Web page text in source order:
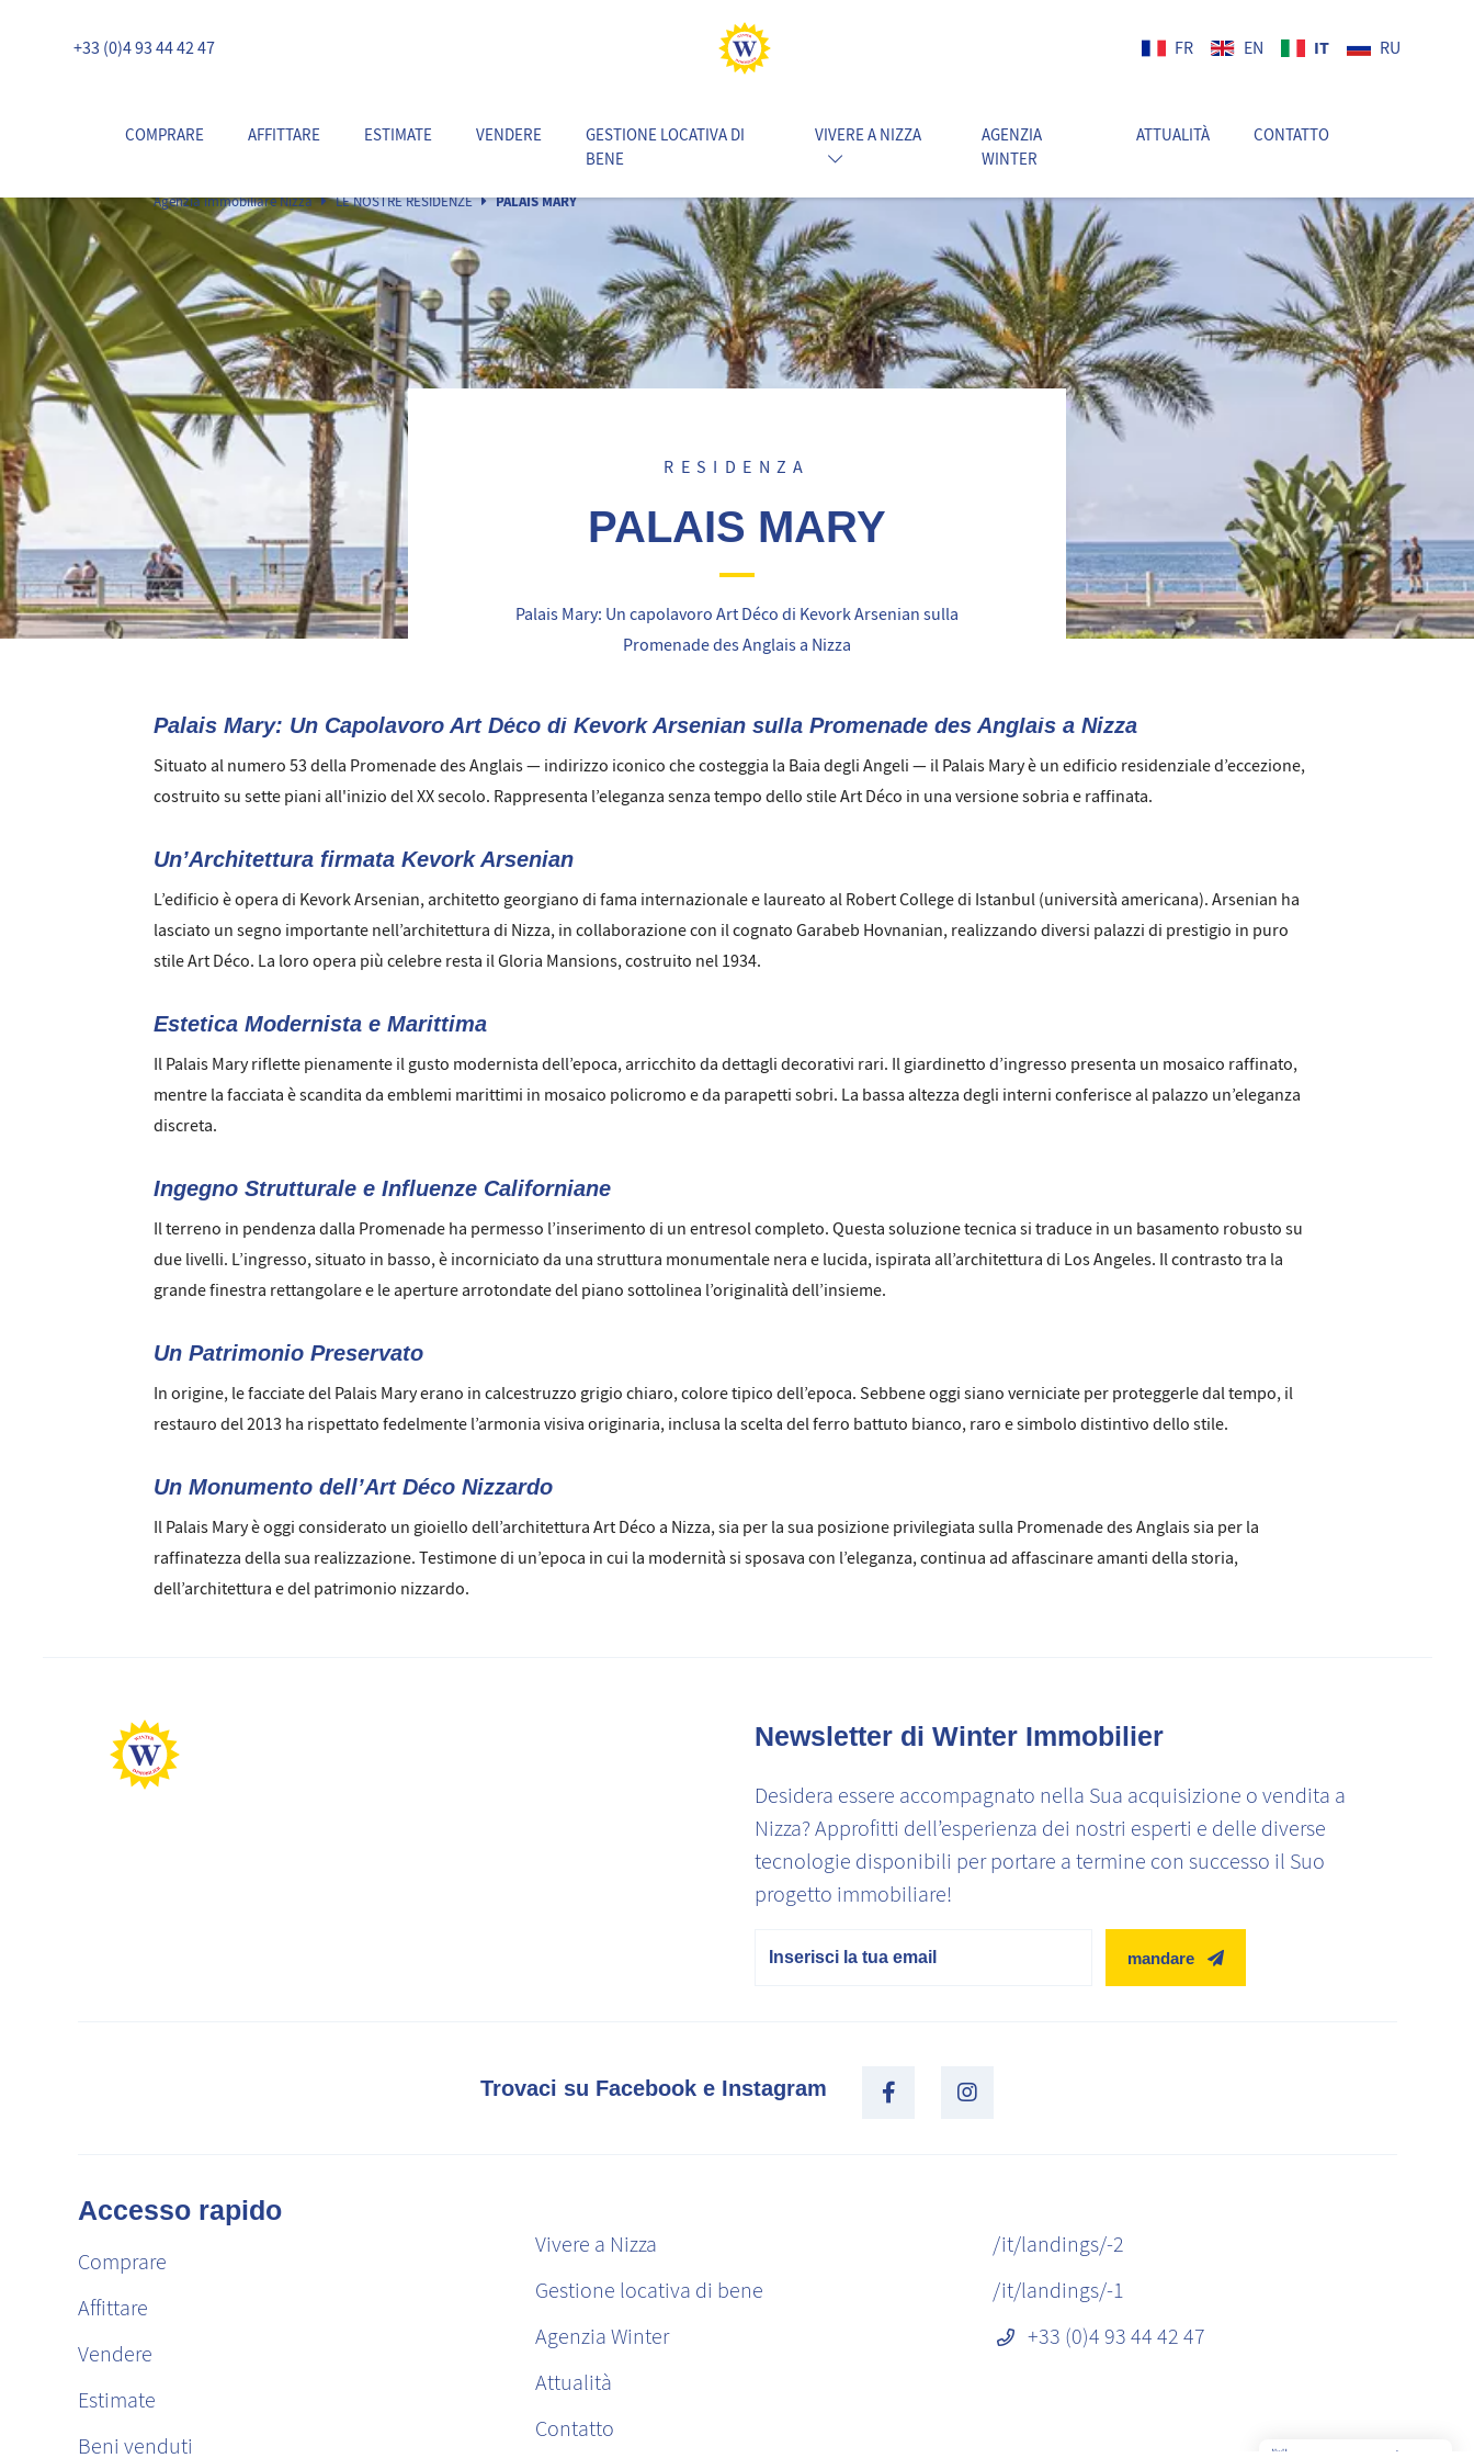
+33 (0)4 93 44 42 47 FR EN IT RU
COMPRARE AFFITTARE ESTIMATE VENDERE
GESTIONE LOCATIVA DI
BENE
VIVERE A NIZZA
AGENZIA
WINTER
ATTUALITÀ CONTATTO
Agenzia immobiliare Nizza LE NOSTRE RESIDENZE PALAIS MARY
RESIDENZA
PALAIS MARY
Palais Mary: Un capolavoro Art Déco di Kevork Arsenian sulla
Promenade des Anglais a Nizza
Palais Mary: Un Capolavoro Art Déco di Kevork Arsenian sulla Promenade des Anglais a Nizza
Situato al numero 53 della Promenade des Anglais — indirizzo iconico che costeggia la Baia degli Angeli — il Palais Mary è un edificio residenziale d’eccezione,
costruito su sette piani all'inizio del XX secolo. Rappresenta l’eleganza senza tempo dello stile Art Déco in una versione sobria e raffinata.
Un’Architettura firmata Kevork Arsenian
L’edificio è opera di Kevork Arsenian, architetto georgiano di fama internazionale e laureato al Robert College di Istanbul (università americana). Arsenian ha
lasciato un segno importante nell’architettura di Nizza, in collaborazione con il cognato Garabeb Hovnanian, realizzando diversi palazzi di prestigio in puro
stile Art Déco. La loro opera più celebre resta il Gloria Mansions, costruito nel 1934.
Estetica Modernista e Marittima
Il Palais Mary riflette pienamente il gusto modernista dell’epoca, arricchito da dettagli decorativi rari. Il giardinetto d’ingresso presenta un mosaico raffinato,
mentre la facciata è scandita da emblemi marittimi in mosaico policromo e da parapetti sobri. La bassa altezza degli interni conferisce al palazzo un’eleganza
discreta.
Ingegno Strutturale e Influenze Californiane
Il terreno in pendenza dalla Promenade ha permesso l’inserimento di un entresol completo. Questa soluzione tecnica si traduce in un basamento robusto su
due livelli. L’ingresso, situato in basso, è incorniciato da una struttura monumentale nera e lucida, ispirata all’architettura di Los Angeles. Il contrasto tra la
grande finestra rettangolare e le aperture arrotondate del piano sottolinea l’originalità dell’insieme.
Un Patrimonio Preservato
In origine, le facciate del Palais Mary erano in calcestruzzo grigio chiaro, colore tipico dell’epoca. Sebbene oggi siano verniciate per proteggerle dal tempo, il
restauro del 2013 ha rispettato fedelmente l’armonia visiva originaria, inclusa la scelta del ferro battuto bianco, raro e simbolo distintivo dello stile.
Un Monumento dell’Art Déco Nizzardo
Il Palais Mary è oggi considerato un gioiello dell’architettura Art Déco a Nizza, sia per la sua posizione privilegiata sulla Promenade des Anglais sia per la
raffinatezza della sua realizzazione. Testimone di un’epoca in cui la modernità si sposava con l’eleganza, continua ad affascinare amanti della storia,
dell’architettura e del patrimonio nizzardo.
Newsletter di Winter Immobilier
Desidera essere accompagnato nella Sua acquisizione o vendita a
Nizza? Approfitti dell’esperienza dei nostri esperti e delle diverse
tecnologie disponibili per portare a termine con successo il Suo
progetto immobiliare!
mandare
Trovaci su Facebook e Instagram
Accesso rapido
Comprare
Affittare
Vendere
Estimate
Beni venduti
Vivere a Nizza
Gestione locativa di bene
Agenzia Winter
Attualità
Contatto
/it/landings/-2
/it/landings/-1
+33 (0)4 93 44 42 47